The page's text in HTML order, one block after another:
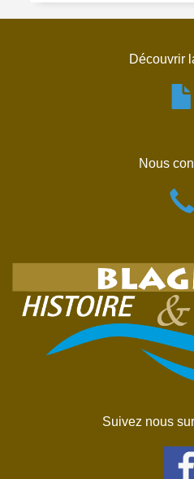
Découvrir
Nous
Suivez nous